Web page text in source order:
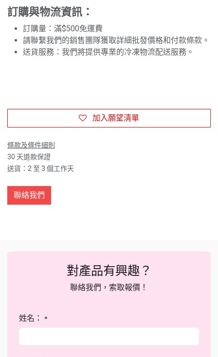
訂購與物流資訊：
訂購量：滿$500免運費
請聯繫我們的銷售團隊獲取詳細批發價格和付款條款。
送貨服務：我們將提供專業的冷凍物流配送服務。
加入願望清單
條款及條件細則
30 天退款保證
送貨：2 至 3 個工作天
聯絡我們
對產品有興趣？
聯絡我們，索取報價！
姓名： *